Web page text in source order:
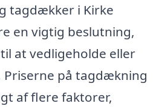
tagdækker i Kirke
en vigtig beslutning,
at vedligeholde eller
på tagdækning
af flere faktorer,